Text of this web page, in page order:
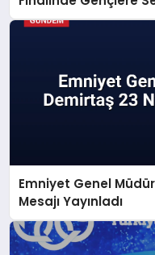
Emniyet Genel
Mesajı Yayınladı